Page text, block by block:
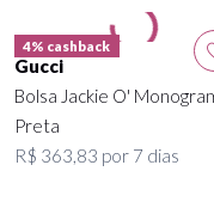
4% cashback
Gucci
Bolsa Jackie O'
Preta
R$ 363,83 por 7 dias